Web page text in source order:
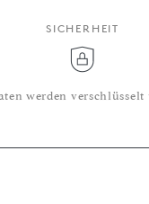
SICHERHEIT
werden verschlüsselt